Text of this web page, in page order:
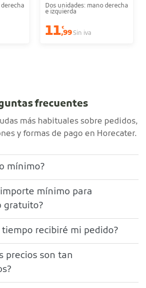
Dos unidades: mano derecha
e izquierda
11€
,99Sin iva
frecuentes
más habituales sobre pedidos,
y formas de pago en Horecater.
mínimo?
mínimo para
gratuito?
tiempo recibiré mi pedido?
precios son tan